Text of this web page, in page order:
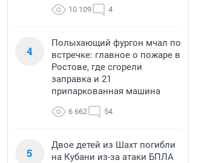
10 109 4
4
Полыхающий фургон мчал по
встречке: главное о пожаре в
Ростове, где сгорели
заправка и 21
припаркованная машина
6 662 54
5
Двое детей из Шахт погибли
на Кубани из-за атаки БПЛА